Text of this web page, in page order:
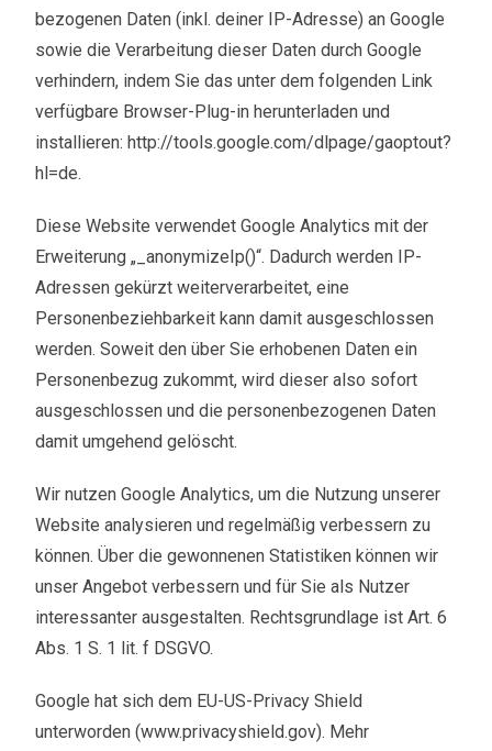
bezogenen Daten (inkl. deiner IP-Adresse) an Google
sowie die Verarbeitung dieser Daten durch Google
verhindern, indem Sie das unter dem folgenden Link
verfügbare Browser-Plug-in herunterladen und
installieren: http://tools.google.com/dlpage/gaoptout?
hl=de.
Diese Website verwendet Google Analytics mit der
Erweiterung „_anonymizeIp()“. Dadurch werden IP-
Adressen gekürzt weiterverarbeitet, eine
Personenbeziehbarkeit kann damit ausgeschlossen
werden. Soweit den über Sie erhobenen Daten ein
Personenbezug zukommt, wird dieser also sofort
ausgeschlossen und die personenbezogenen Daten
damit umgehend gelöscht.
Wir nutzen Google Analytics, um die Nutzung unserer
Website analysieren und regelmäßig verbessern zu
können. Über die gewonnenen Statistiken können wir
unser Angebot verbessern und für Sie als Nutzer
interessanter ausgestalten. Rechtsgrundlage ist Art. 6
Abs. 1 S. 1 lit. f DSGVO.
Google hat sich dem EU-US-Privacy Shield
unterworden (www.privacyshield.gov). Mehr